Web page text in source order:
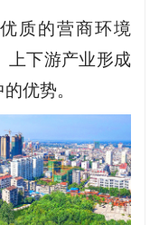
质的营商环境
上下游产业形成
优势。